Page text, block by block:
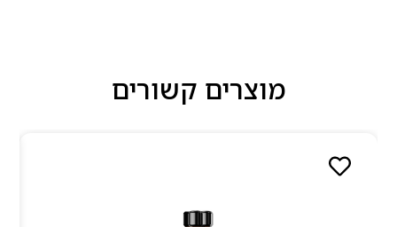
מוצרים קשורים